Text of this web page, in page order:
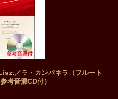
／ラ・カンパネラ（フルート
考音源CD付）